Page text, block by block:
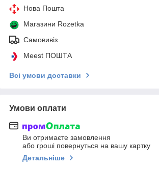
Нова Пошта
Магазини Rozetka
Самовивіз
Meest ПОШТА
Всі умови доставки
Умови оплати
Ви отримаєте замовлення
або гроші повернуться на вашу картку
Детальніше